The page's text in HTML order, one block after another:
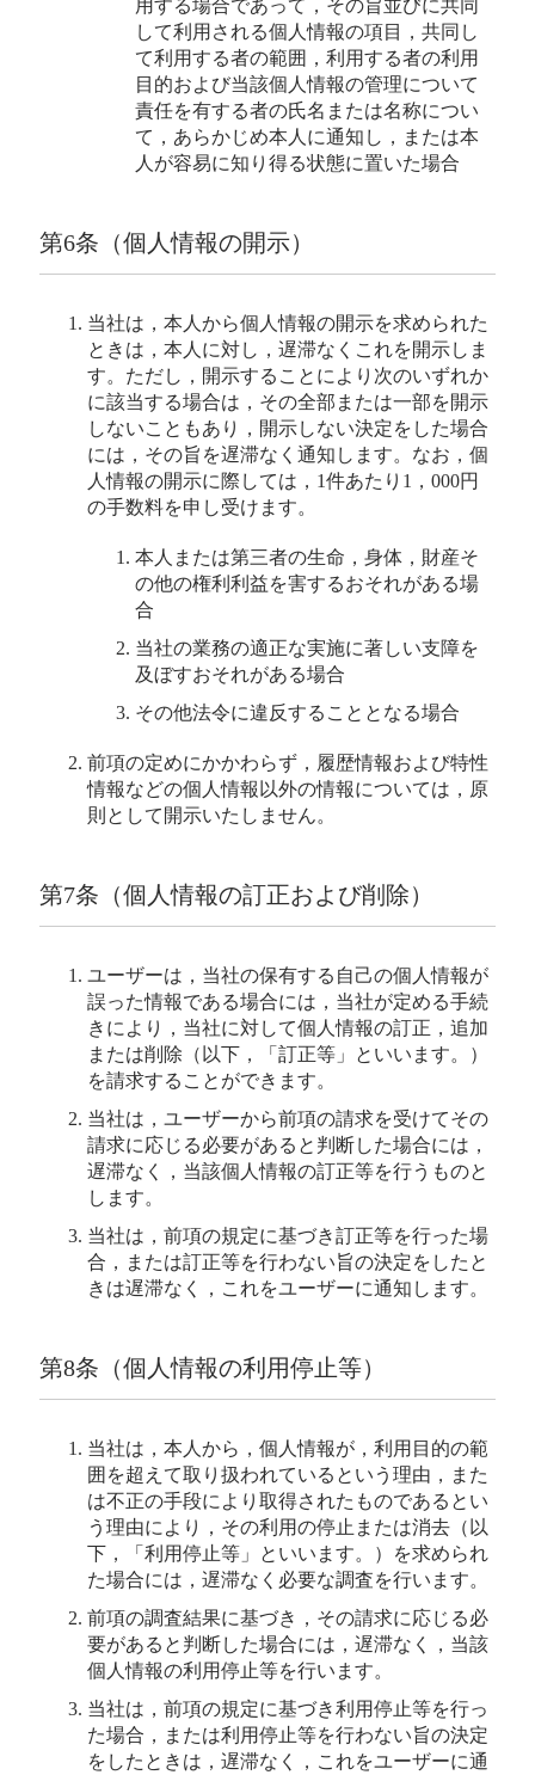
用する場合であって，その旨並びに共同
して利用される個人情報の項目，共同し
て利用する者の範囲，利用する者の利用
目的および当該個人情報の管理について
責任を有する者の氏名または名称につい
て，あらかじめ本人に通知し，または本
人が容易に知り得る状態に置いた場合
第6条（個人情報の開示）
当社は，本人から個人情報の開示を求められた
ときは，本人に対し，遅滞なくこれを開示しま
す。ただし，開示することにより次のいずれか
に該当する場合は，その全部または一部を開示
しないこともあり，開示しない決定をした場合
には，その旨を遅滞なく通知します。なお，個
人情報の開示に際しては，1件あたり1，000円
の手数料を申し受けます。
本人または第三者の生命，身体，財産そ
の他の権利利益を害するおそれがある場
合
当社の業務の適正な実施に著しい支障を
及ぼすおそれがある場合
その他法令に違反することとなる場合
前項の定めにかかわらず，履歴情報および特性
情報などの個人情報以外の情報については，原
則として開示いたしません。
第7条（個人情報の訂正および削除）
ユーザーは，当社の保有する自己の個人情報が
誤った情報である場合には，当社が定める手続
きにより，当社に対して個人情報の訂正，追加
または削除（以下，「訂正等」といいます。）
を請求することができます。
当社は，ユーザーから前項の請求を受けてその
請求に応じる必要があると判断した場合には，
遅滞なく，当該個人情報の訂正等を行うものと
します。
当社は，前項の規定に基づき訂正等を行った場
合，または訂正等を行わない旨の決定をしたと
きは遅滞なく，これをユーザーに通知します。
第8条（個人情報の利用停止等）
当社は，本人から，個人情報が，利用目的の範
囲を超えて取り扱われているという理由，また
は不正の手段により取得されたものであるとい
う理由により，その利用の停止または消去（以
下，「利用停止等」といいます。）を求められ
た場合には，遅滞なく必要な調査を行います。
前項の調査結果に基づき，その請求に応じる必
要があると判断した場合には，遅滞なく，当該
個人情報の利用停止等を行います。
当社は，前項の規定に基づき利用停止等を行っ
た場合，または利用停止等を行わない旨の決定
をしたときは，遅滞なく，これをユーザーに通